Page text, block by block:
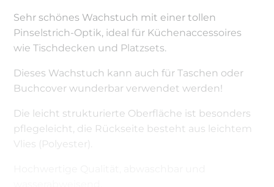
Sehr schönes Wachstuch mit einer tollen
Pinselstrich-Optik, ideal für Küchenaccessoires
wie Tischdecken und Platzsets.
Dieses Wachstuch kann auch für Taschen oder
Buchcover wunderbar verwendet werden!
Die leicht strukturierte Oberfläche ist besonders
pflegeleicht, die Rückseite besteht aus leichtem
Vlies (Polyester).